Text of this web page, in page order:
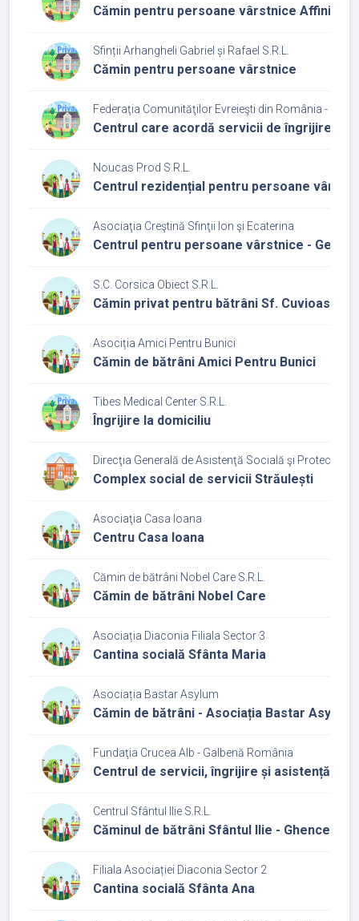
Cămin pentru persoane vârstnice Affinity
Sfinții Arhangheli Gabriel și Rafael S.R.L.
Cămin pentru persoane vârstnice
Federaţia Comunităţilor Evreieşti din România -
Centrul care acordă servicii de îngrijire și
Noucas Prod S.R.L.
Centrul rezidențial pentru persoane
Asociaţia Creştină Sfinţii Ion şi Ecaterina
Centrul pentru persoane vârstnice -
S.C. Corsica Obiect S.R.L.
Cămin privat pentru bătrâni Sf. Cuvioasa
Asociția Amici Pentru Bunici
Cămin de bătrâni Amici Pentru Bunici
Tibes Medical Center S.R.L.
Îngrijire la domiciliu
Direcţia Generală de Asistenţă Socială şi Protecţia
Complex social de servicii Străulești
Asociaţia Casa Ioana
Centru Casa Ioana
Cămin de bătrâni Nobel Care S.R.L.
Cămin de bătrâni Nobel Care
Asociația Diaconia Filiala Sector 3
Cantina socială Sfânta Maria
Asociația Bastar Asylum
Cămin de bătrâni - Asociația Bastar Asylum
Fundaţia Crucea Alb - Galbenă România
Centrul de servicii, îngrijire și asistență la
Centrul Sfântul Ilie S.R.L.
Căminul de bătrâni Sfântul Ilie - Ghencea
Filiala Asociației Diaconia Sector 2
Cantina socială Sfânta Ana